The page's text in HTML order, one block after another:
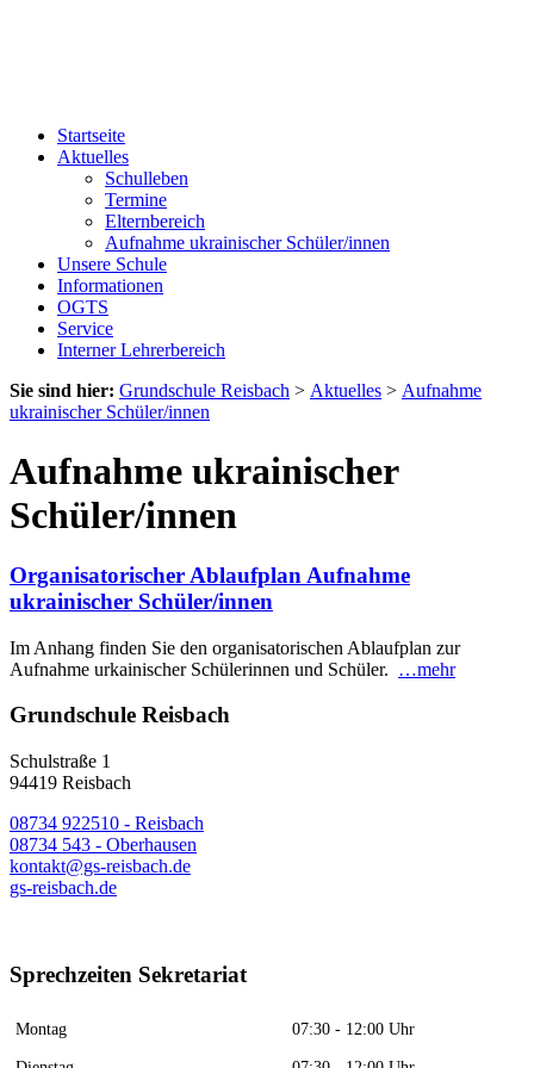
Startseite
Aktuelles
Schulleben
Termine
Elternbereich
Aufnahme ukrainischer Schüler/innen
Unsere Schule
Informationen
OGTS
Service
Interner Lehrerbereich
Sie sind hier: Grundschule Reisbach > Aktuelles > Aufnahme
ukrainischer Schüler/innen
Aufnahme ukrainischer
Schüler/innen
Organisatorischer Ablaufplan Aufnahme
ukrainischer Schüler/innen
Im Anhang finden Sie den organisatorischen Ablaufplan zur
Aufnahme urkainischer Schülerinnen und Schüler. …mehr
Grundschule Reisbach
Schulstraße 1
94419 Reisbach
08734 922510 - Reisbach
08734 543 - Oberhausen
kontakt@gs-reisbach.de
gs-reisbach.de
Sprechzeiten Sekretariat
Montag
07:30 - 12:00 Uhr